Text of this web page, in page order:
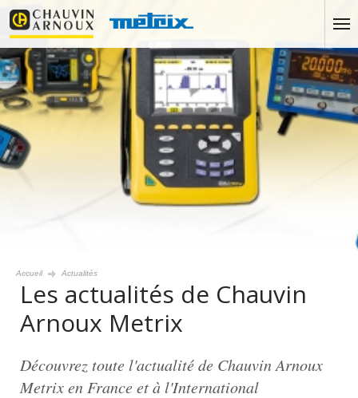
Accueil Actualités
Les actualités de Chauvin
Arnoux Metrix
Découvrez toute l'actualité de Chauvin Arnoux
Metrix en France et à l'International